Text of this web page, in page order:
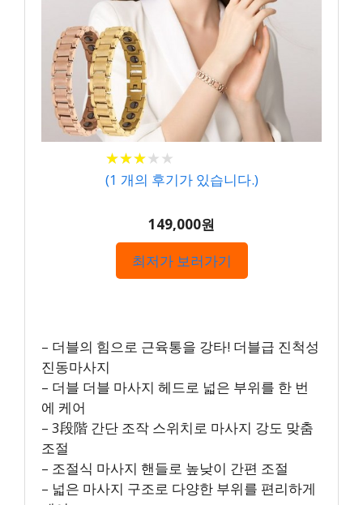
★★★★ ★
★★★★ ★
(1 개의 후기가 있습니다.)
149,000원
최저가 보러가기
– 더블의 힘으로 근육통을 강타! 더블급 진척성
진동마사지
– 더블 더블 마사지 헤드로 넓은 부위를 한 번
에 케어
– 3段階 간단 조작 스위치로 마사지 강도 맞춤
조절
– 조절식 마사지 핸들로 높낮이 간편 조절
– 넓은 마사지 구조로 다양한 부위를 편리하게